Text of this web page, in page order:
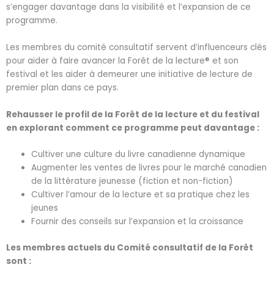
s’engager davantage dans la visibilité et l’expansion de ce
programme.
Les membres du comité consultatif servent d’influenceurs clés
pour aider à faire avancer la Forêt de la lecture® et son
festival et les aider à demeurer une initiative de lecture de
premier plan dans ce pays.
Rehausser le profil de la Forêt de la lecture et du festival
en explorant comment ce programme peut davantage :
Cultiver une culture du livre canadienne dynamique
Augmenter les ventes de livres pour le marché canadien
de la littérature jeunesse (fiction et non-fiction)
Cultiver l’amour de la lecture et sa pratique chez les
jeunes
Fournir des conseils sur l’expansion et la croissance
Les membres actuels du Comité consultatif de la Forêt
sont :